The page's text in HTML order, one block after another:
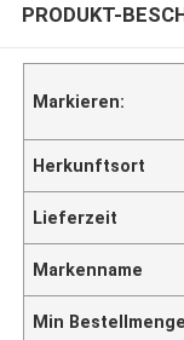
PRODUKT-
Markieren:
Herkunftsort
Lieferzeit
Markenname
Min Bestellmenge